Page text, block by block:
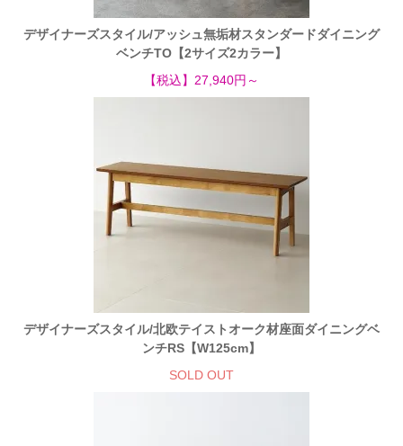
デザイナーズスタイル/アッシュ無垢材スタンダードダイニング
ベンチTO【2サイズ2カラー】
【税込】27,940円～
デザイナーズスタイル/北欧テイストオーク材座面ダイニングベ
ンチRS【W125cm】
SOLD OUT